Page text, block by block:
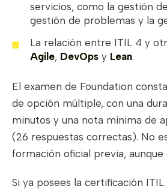
servicios, como la gestión
gestión de problemas y la
La relación entre ITIL 4 y
Agile, DevOps y Lean.
El examen de Foundation
de opción múltiple, con una
minutos y una nota mínima de
(26 respuestas correctas). No
formación oficial previa, aunque
Si ya posees la certificación